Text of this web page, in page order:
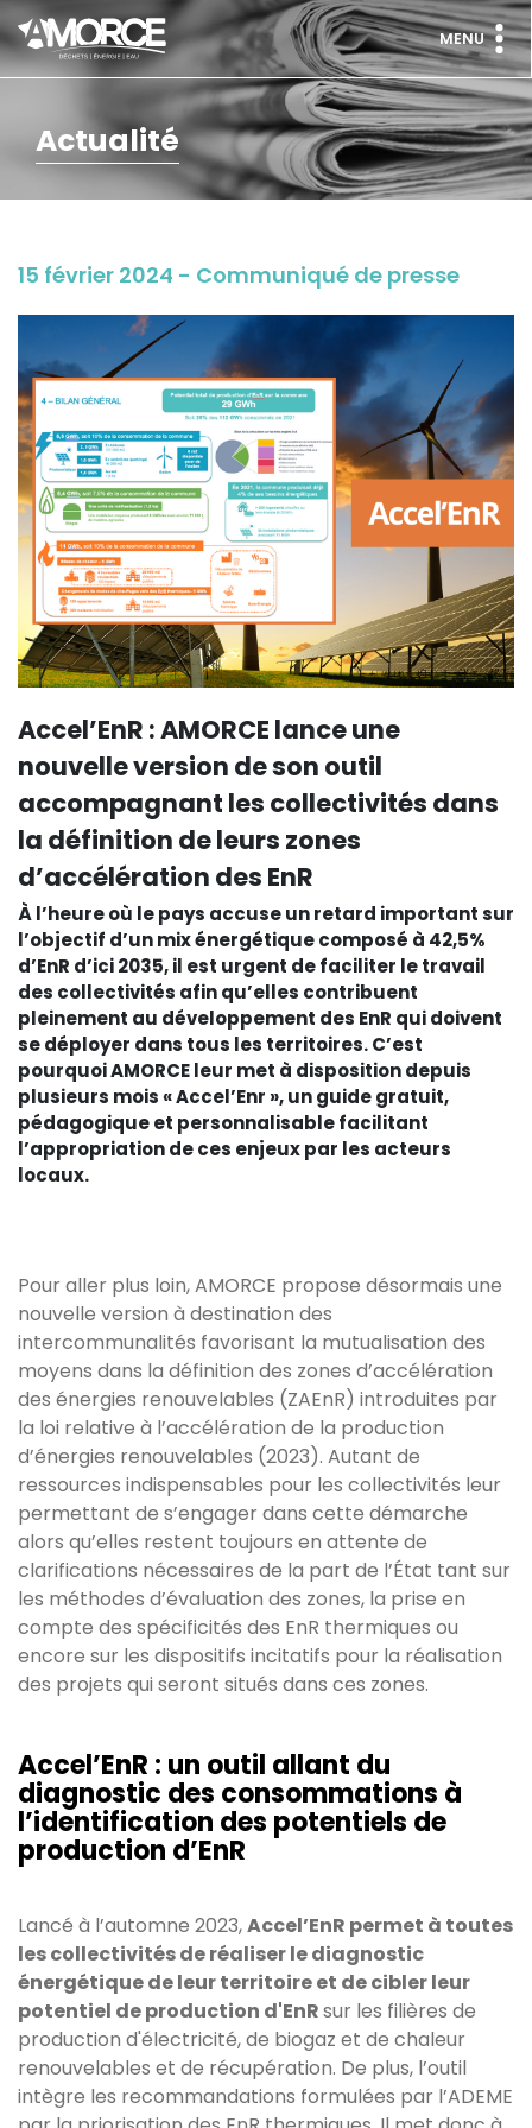
MENU
Actualité
15 février 2024 - Communiqué de presse
Accel’EnR : AMORCE lance une
nouvelle version de son outil
accompagnant les collectivités dans
la définition de leurs zones
d’accélération des EnR
À l’heure où le pays accuse un retard important sur
l’objectif d’un mix énergétique composé à 42,5%
d’EnR d’ici 2035, il est urgent de faciliter le travail
des collectivités afin qu’elles contribuent
pleinement au développement des EnR qui doivent
se déployer dans tous les territoires. C’est
pourquoi AMORCE leur met à disposition depuis
plusieurs mois « Accel’Enr », un guide gratuit,
pédagogique et personnalisable facilitant
l’appropriation de ces enjeux par les acteurs
locaux.
Pour aller plus loin, AMORCE propose désormais une
nouvelle version à destination des
intercommunalités favorisant la mutualisation des
moyens dans la définition des zones d’accélération
des énergies renouvelables (ZAEnR) introduites par
la loi relative à l’accélération de la production
d’énergies renouvelables (2023). Autant de
ressources indispensables pour les collectivités leur
permettant de s’engager dans cette démarche
alors qu’elles restent toujours en attente de
clarifications nécessaires de la part de l’État tant sur
les méthodes d’évaluation des zones, la prise en
compte des spécificités des EnR thermiques ou
encore sur les dispositifs incitatifs pour la réalisation
des projets qui seront situés dans ces zones.
Accel’EnR : un outil allant du
diagnostic des consommations à
l’identification des potentiels de
production d’EnR
Lancé à l’automne 2023,Accel’EnR permet à toutes
les collectivités de réaliser le diagnostic
énergétique de leur territoire et de cibler leur
potentiel de production d'EnRsur les filières de
production d'électricité, de biogaz et de chaleur
renouvelables et de récupération. De plus, l’outil
intègre les recommandations formulées par l’ADEME